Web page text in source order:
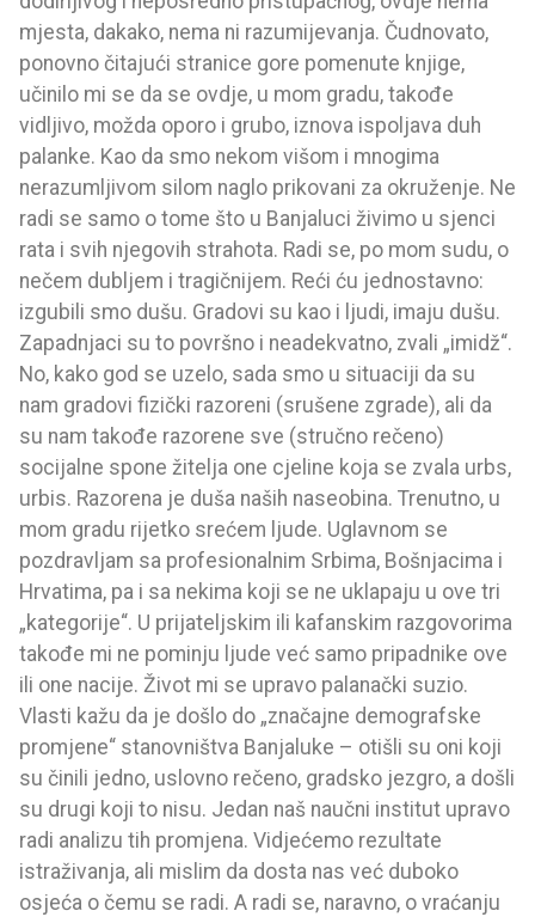
mjesta, dakako, nema ni razumijevanja. Čudnovato,
ponovno čitajući stranice gore pomenute knjige,
učinilo mi se da se ovdje, u mom gradu, takođe
vidljivo, možda oporo i grubo, iznova ispoljava duh
palanke. Kao da smo nekom višom i mnogima
nerazumljivom silom naglo prikovani za okruženje. Ne
radi se samo o tome što u Banjaluci živimo u sjenci
rata i svih njegovih strahota. Radi se, po mom sudu, o
nečem dubljem i tragičnijem. Reći ću jednostavno:
izgubili smo dušu. Gradovi su kao i ljudi, imaju dušu.
Zapadnjaci su to površno i neadekvatno, zvali „imidž“.
No, kako god se uzelo, sada smo u situaciji da su
nam gradovi fizički razoreni (srušene zgrade), ali da
su nam takođe razorene sve (stručno rečeno)
socijalne spone žitelja one cjeline koja se zvala urbs,
urbis. Razorena je duša naših naseobina. Trenutno, u
mom gradu rijetko srećem ljude. Uglavnom se
pozdravljam sa profesionalnim Srbima, Bošnjacima i
Hrvatima, pa i sa nekima koji se ne uklapaju u ove tri
„kategorije“. U prijateljskim ili kafanskim razgovorima
takođe mi ne pominju ljude već samo pripadnike ove
ili one nacije. Život mi se upravo palanački suzio.
Vlasti kažu da je došlo do „značajne demografske
promjene“ stanovništva Banjaluke – otišli su oni koji
su činili jedno, uslovno rečeno, gradsko jezgro, a došli
su drugi koji to nisu. Jedan naš naučni institut upravo
radi analizu tih promjena. Vidjećemo rezultate
istraživanja, ali mislim da dosta nas već duboko
osjeća o čemu se radi. A radi se, naravno, o vraćanju